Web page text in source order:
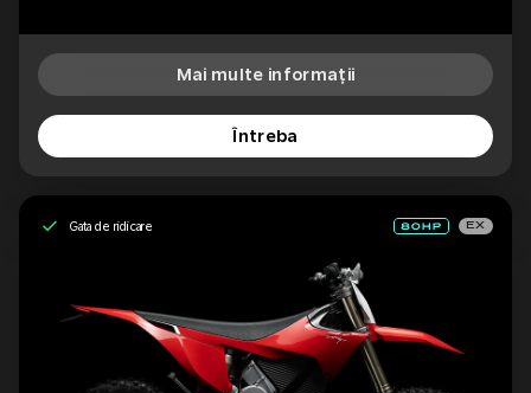
Mai multe informații
Întreba
Gata de ridicare EX